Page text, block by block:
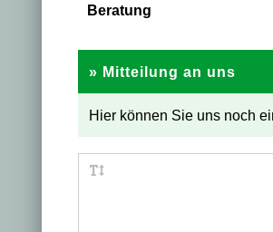
Beratung
» Mitteilung an uns
Hier können Sie uns noch